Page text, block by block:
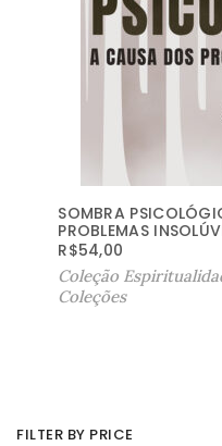
SOMBRA
PROBLEMAS
R$54,00
Coleção
Coleções
FILTER BY PRICE